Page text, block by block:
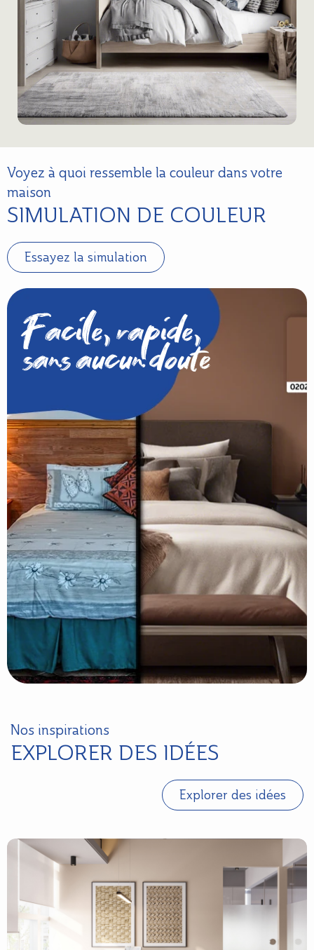
Voyez à quoi ressemble la couleur dans votre
maison
SIMULATION DE COULEUR
Essayez la simulation
Facile, rapide,
sans aucun doute
Nos inspirations
EXPLORER DES IDÉES
Explorer des idées